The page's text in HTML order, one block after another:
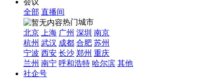
会议
全部 直播间
热门城市
北京
上海 广州 深圳 南京
杭州 武汉 成都 合肥 苏州
宁波 西安 长沙 郑州 重庆
兰州 南宁 呼和浩特 哈尔滨 其他
社企号